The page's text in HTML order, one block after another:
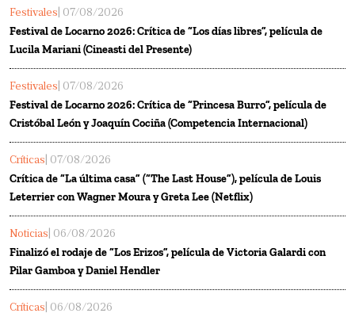
Festivales | 07/08/2026
Festival de Locarno 2026: Crítica de “Los días libres”, película de
Lucila Mariani (Cineasti del Presente)
Festivales | 07/08/2026
Festival de Locarno 2026: Crítica de “Princesa Burro”, película de
Cristóbal León y Joaquín Cociña (Competencia Internacional)
Críticas | 07/08/2026
Crítica de “La última casa” (“The Last House”), película de Louis
Leterrier con Wagner Moura y Greta Lee (Netflix)
Noticias | 06/08/2026
Finalizó el rodaje de “Los Erizos”, película de Victoria Galardi con
Pilar Gamboa y Daniel Hendler
Críticas | 06/08/2026